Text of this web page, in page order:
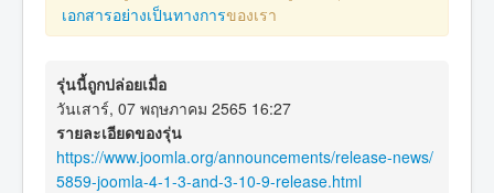
เอกสารอย่างเป็นทางการของเรา
รุ่นนี้ถูกปล่อยเมื่อ
วันเสาร์, 07 พฤษภาคม 2565 16:27
รายละเอียดของรุ่น
https://www.joomla.org/announcements/release-news/
5859-joomla-4-1-3-and-3-10-9-release.html